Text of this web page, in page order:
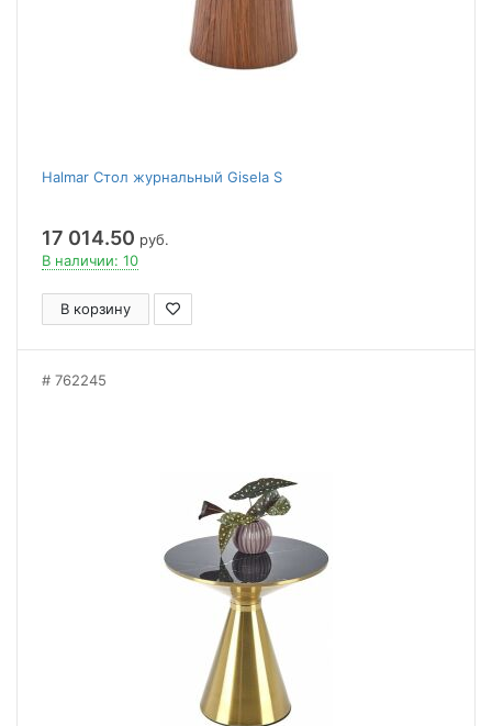
Halmar Стол журнальный Gisela S
17 014.50 руб.
В наличии: 10
В корзину
762245